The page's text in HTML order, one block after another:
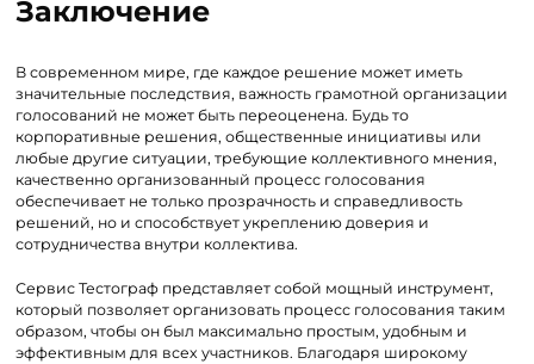
Заключение
В современном мире, где каждое решение может иметь
значительные последствия, важность грамотной организации
голосований не может быть переоценена. Будь то
корпоративные решения, общественные инициативы или
любые другие ситуации, требующие коллективного мнения,
качественно организованный процесс голосования
обеспечивает не только прозрачность и справедливость
решений, но и способствует укреплению доверия и
сотрудничества внутри коллектива.
Сервис Тестограф представляет собой мощный инструмент,
который позволяет организовать процесс голосования таким
образом, чтобы он был максимально простым, удобным и
эффективным для всех участников. Благодаря широкому